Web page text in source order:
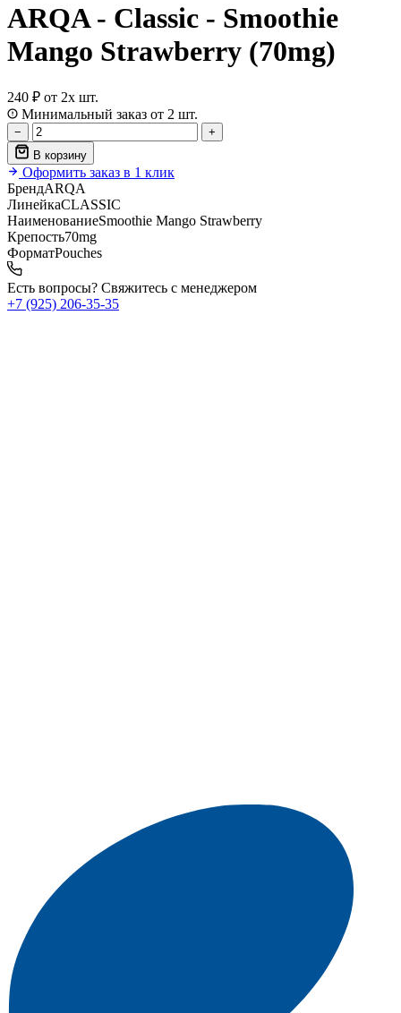
ARQA - Classic - Smoothie
Mango Strawberry (70mg)
240 ₽ от 2х шт.
Минимальный заказ от 2 шт.
−
+
В корзину
Оформить заказ в 1 клик
БрендARQA
ЛинейкаCLASSIC
НаименованиеSmoothie Mango Strawberry
Крепость70mg
ФорматPouches
Есть вопросы? Свяжитесь с менеджером
+7 (925) 206‑35‑35